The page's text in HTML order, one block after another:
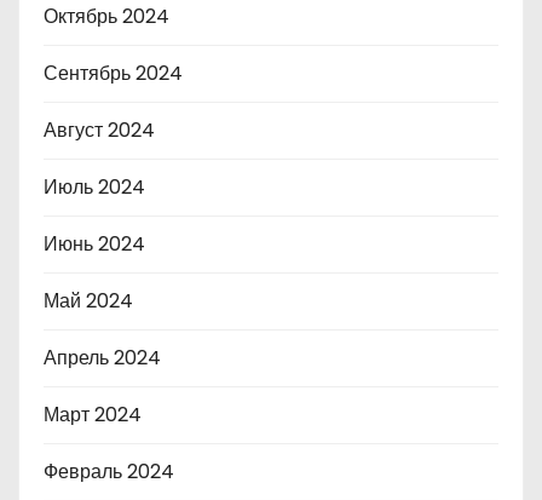
Октябрь 2024
Сентябрь 2024
Август 2024
Июль 2024
Июнь 2024
Май 2024
Апрель 2024
Март 2024
Февраль 2024